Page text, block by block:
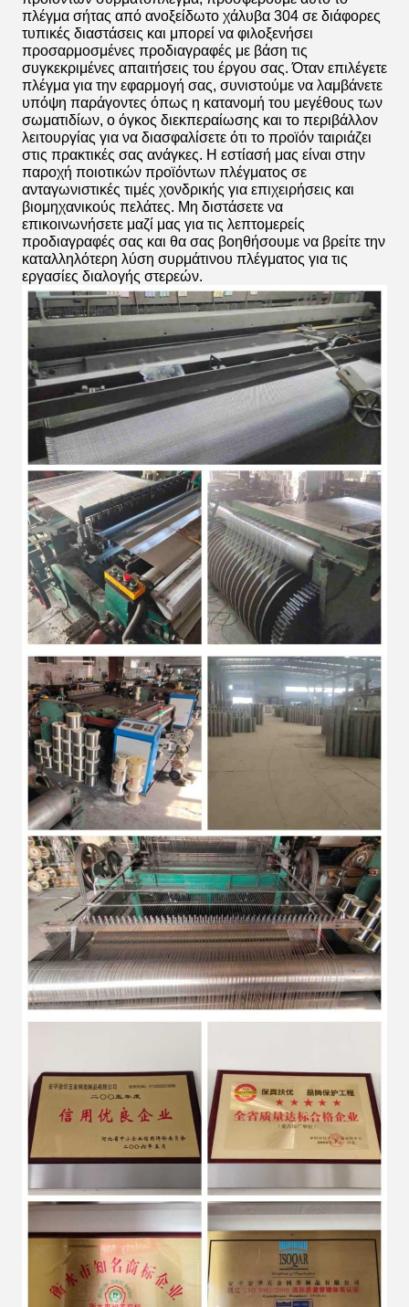
mesh
παθητικοποίηση
τραβήγματος
σύρματος
πράσινο
αδιάβροχο
χαρτί κραφτ +
τσαντάκι PP
πλέγμα σήτας από ανοξείδωτο χάλυβα 304 σε διάφορες
τυπικές διαστάσεις και μπορεί να φιλοξενήσει
προσαρμοσμένες προδιαγραφές με βάση τις
συγκεκριμένες απαιτήσεις του έργου σας. Όταν επιλέγετε
πλέγμα για την εφαρμογή σας, συνιστούμε να λαμβάνετε
υπόψη παράγοντες όπως η κατανομή του μεγέθους των
σωματιδίων, ο όγκος διεκπεραίωσης και το περιβάλλον
λειτουργίας για να διασφαλίσετε ότι το προϊόν ταιριάζει
στις πρακτικές σας ανάγκες. Η εστίασή μας είναι στην
παροχή ποιοτικών προϊόντων πλέγματος σε
ανταγωνιστικές τιμές χονδρικής για επιχειρήσεις και
βιομηχανικούς πελάτες. Μη διστάσετε να
επικοινωνήσετε μαζί μας για τις λεπτομερείς
προδιαγραφές σας και θα σας βοηθήσουμε να βρείτε την
καταλληλότερη λύση συρμάτινου πλέγματος για τις
εργασίες διαλογής στερεών.